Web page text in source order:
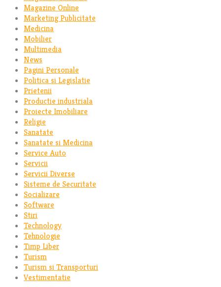
Magazine Online
Marketing Publicitate
Medicina
Mobilier
Multimedia
News
Pagini Personale
Politica si Legislatie
Prietenii
Productie industriala
Proiecte Imobiliare
Religie
Sanatate
Sanatate si Medicina
Service Auto
Servicii
Servicii Diverse
Sisteme de Securitate
Socializare
Software
Stiri
Technology
Tehnologie
Timp Liber
Turism
Turism si Transporturi
Vestimentatie